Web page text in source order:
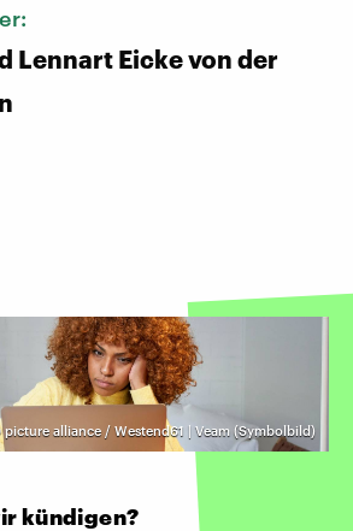
Lennart Eicke von der
picture alliance / Westend61 | Veam (Symbolbild)
kündigen?